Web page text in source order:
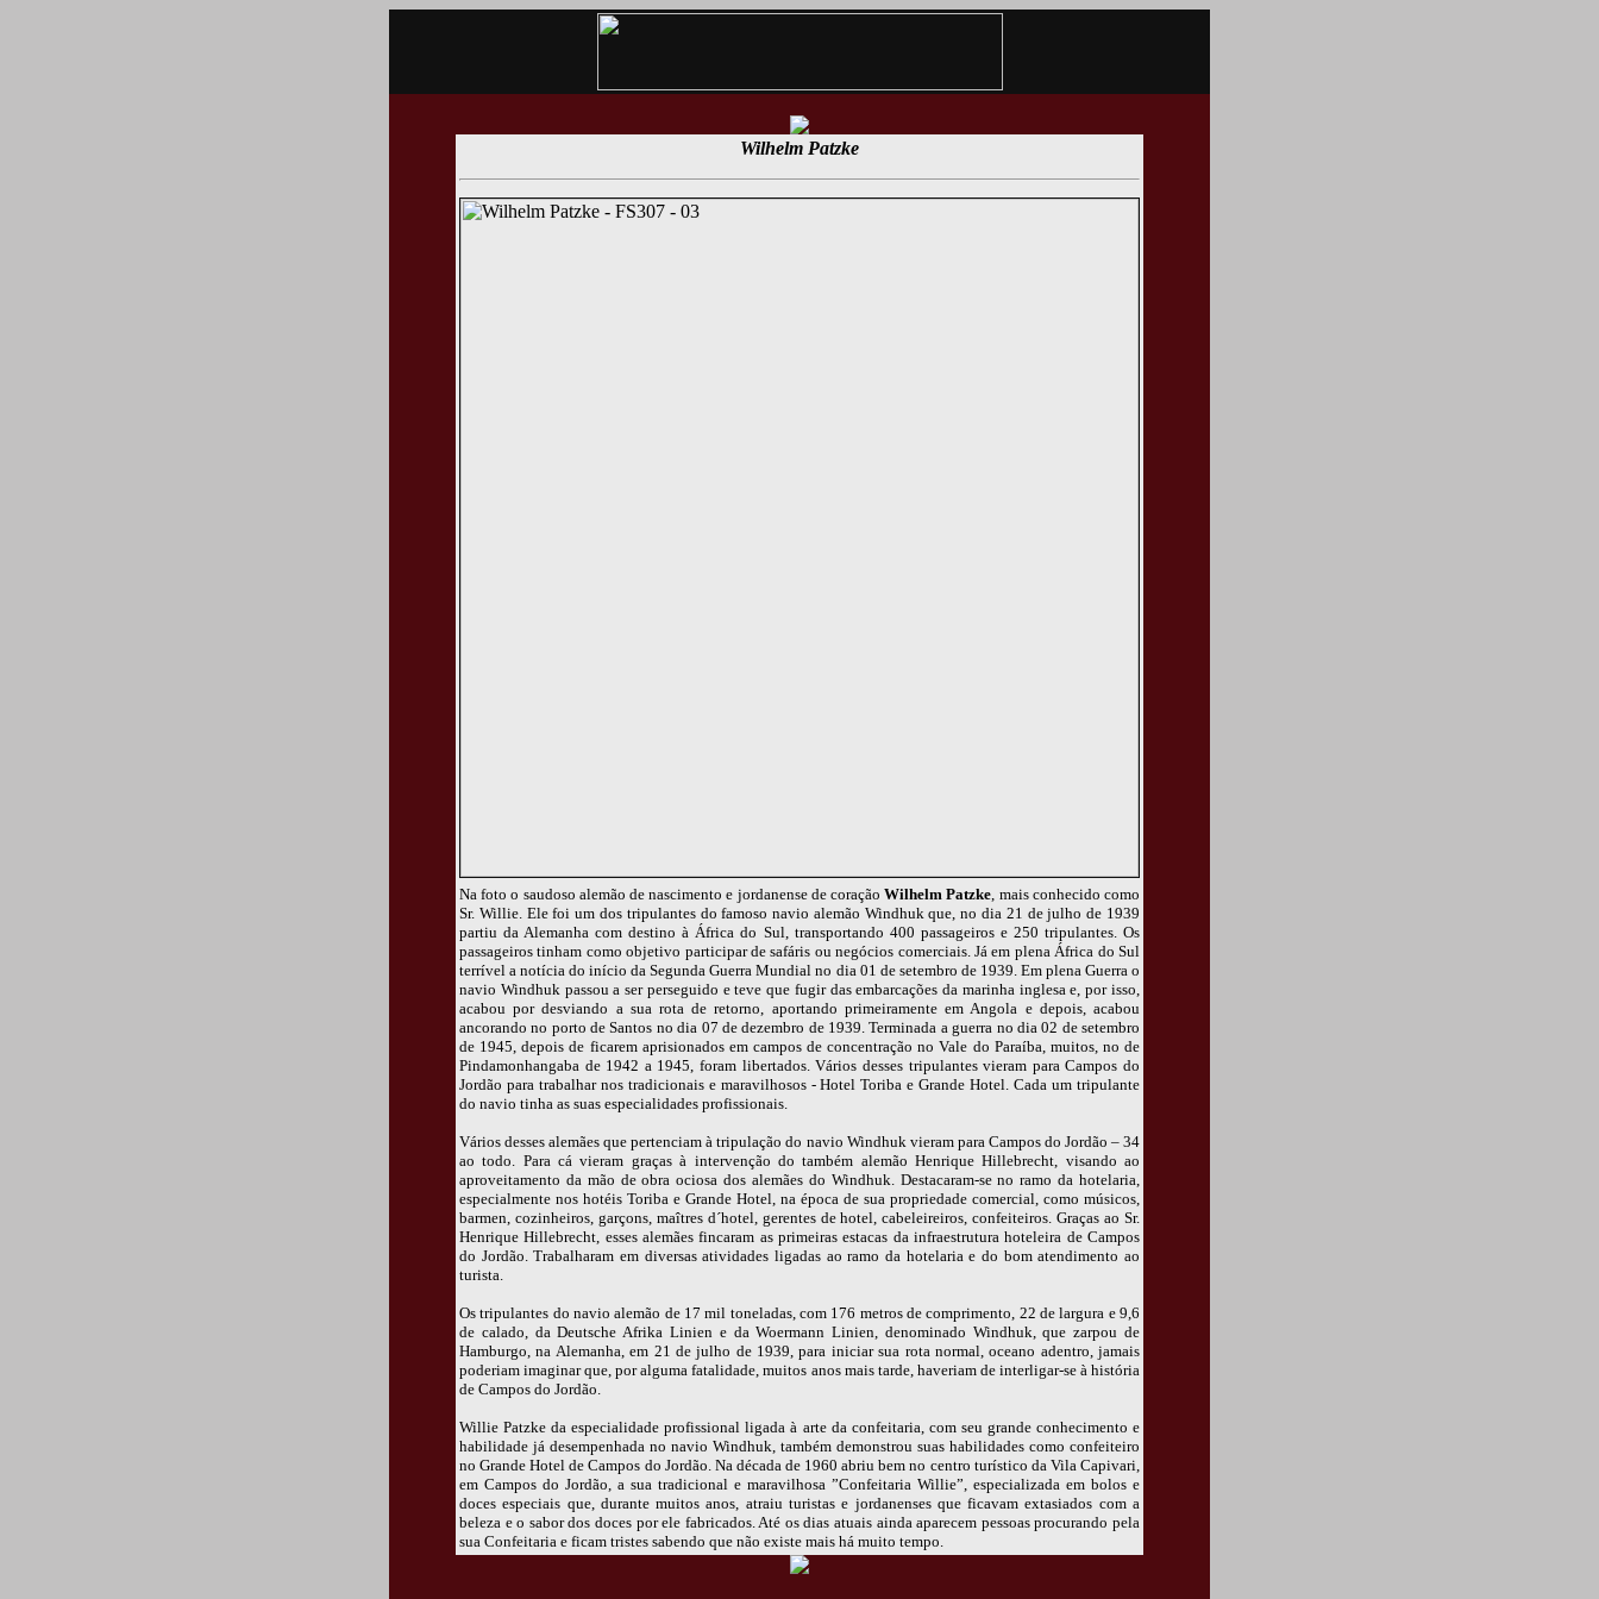
Wilhelm Patzke
Na foto o saudoso alemão de nascimento e jordanense de coraçãoWilhelm Patzke, mais conhecido como
Sr. Willie. Ele foi um dos tripulantes do famoso navio alemão Windhuk que, no dia 21 de julho de 1939
partiu da Alemanha com destino à África do Sul, transportando 400 passageiros e 250 tripulantes. Os
passageiros tinham como objetivo participar de safáris ou negócios comerciais. Já em plena África do Sul
terrível a notícia do início da Segunda Guerra Mundial no dia 01 de setembro de 1939. Em plena Guerra o
navio Windhuk passou a ser perseguido e teve que fugir das embarcações da marinha inglesa e, por isso,
acabou por desviando a sua rota de retorno, aportando primeiramente em Angola e depois, acabou
ancorando no porto de Santos no dia 07 de dezembro de 1939. Terminada a guerra no dia 02 de setembro
de 1945, depois de ficarem aprisionados em campos de concentração no Vale do Paraíba, muitos, no de
Pindamonhangaba de 1942 a 1945, foram libertados. Vários desses tripulantes vieram para Campos do
Jordão para trabalhar nos tradicionais e maravilhosos - Hotel Toriba e Grande Hotel. Cada um tripulante
do navio tinha as suas especialidades profissionais.
Vários desses alemães que pertenciam à tripulação do navio Windhuk vieram para Campos do Jordão – 34
ao todo. Para cá vieram graças à intervenção do também alemão Henrique Hillebrecht, visando ao
aproveitamento da mão de obra ociosa dos alemães do Windhuk. Destacaram-se no ramo da hotelaria,
especialmente nos hotéis Toriba e Grande Hotel, na época de sua propriedade comercial, como músicos,
barmen, cozinheiros, garçons, maîtres d´hotel, gerentes de hotel, cabeleireiros, confeiteiros. Graças ao Sr.
Henrique Hillebrecht, esses alemães fincaram as primeiras estacas da infraestrutura hoteleira de Campos
do Jordão. Trabalharam em diversas atividades ligadas ao ramo da hotelaria e do bom atendimento ao
turista.
Os tripulantes do navio alemão de 17 mil toneladas, com 176 metros de comprimento, 22 de largura e 9,6
de calado, da Deutsche Afrika Linien e da Woermann Linien, denominado Windhuk, que zarpou de
Hamburgo, na Alemanha, em 21 de julho de 1939, para iniciar sua rota normal, oceano adentro, jamais
poderiam imaginar que, por alguma fatalidade, muitos anos mais tarde, haveriam de interligar-se à história
de Campos do Jordão.
Willie Patzke da especialidade profissional ligada à arte da confeitaria, com seu grande conhecimento e
habilidade já desempenhada no navio Windhuk, também demonstrou suas habilidades como confeiteiro
no Grande Hotel de Campos do Jordão. Na década de 1960 abriu bem no centro turístico da Vila Capivari,
em Campos do Jordão, a sua tradicional e maravilhosa ”Confeitaria Willie”, especializada em bolos e
doces especiais que, durante muitos anos, atraiu turistas e jordanenses que ficavam extasiados com a
beleza e o sabor dos doces por ele fabricados. Até os dias atuais ainda aparecem pessoas procurando pela
sua Confeitaria e ficam tristes sabendo que não existe mais há muito tempo.